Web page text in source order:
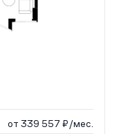
от 339 557 ₽/мес.